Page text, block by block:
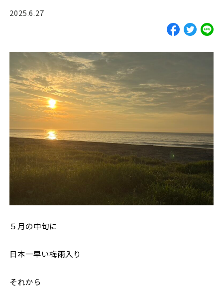
2025.6.27
５月の中旬に
日本一早い梅雨入り
それから
SERVICES
サーフガイド サーフレッスン
レンタル
写真サービス
よくあるご質問
INFORMATION
ブログ 貸渡約款 プライバシーポリシー
SNS